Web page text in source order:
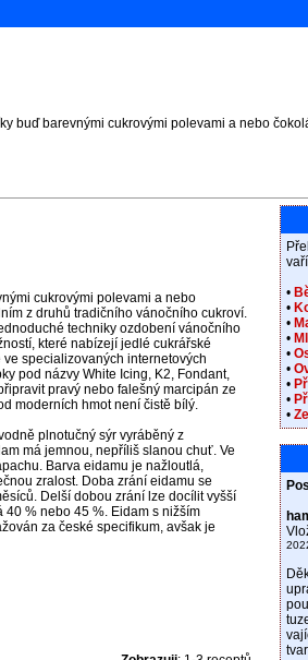
buď barevnými cukrovými polevami a nebo
cukrovými polevami a nebo
z druhů tradičního vánočního cukroví.
techniky ozdobení vánočního
které nabízejí jedlé cukrářské
specializovaných internetových
pod názvy White Icing, K2, Fondant,
pravý nebo falešný marcipán ze
moderních hmot není čistě bílý.
plnotučný sýr vyráběný z
má jemnou, nepříliš slanou chuť. Ve
Barva eidamu je nažloutlá,
zralost. Doba zrání eidamu se
Delší dobou zrání lze docílit vyšší
40 % nebo 45 %. Eidam s nižším
za české specifikum, avšak je
•
•
•
•
•
•
•
•
•